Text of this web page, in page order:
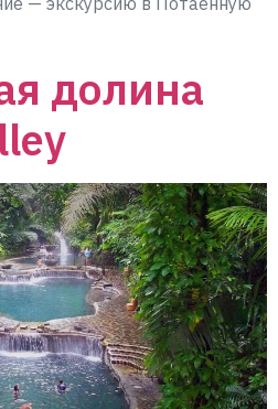
долина